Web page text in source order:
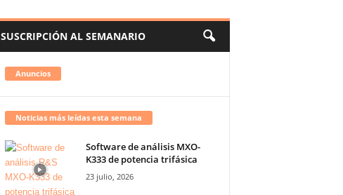
SUSCRIPCIÓN AL SEMANARIO
Anuncios
Noticias más leídas esta semana
Software de análisis MXO-
K333 de potencia trifásica
23 julio, 2026